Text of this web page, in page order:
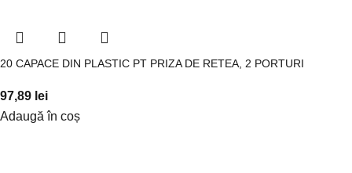
20 CAPACE DIN PLASTIC PT PRIZA DE RETEA, 2 PORTURI
97,89 lei
Adaugă în coș